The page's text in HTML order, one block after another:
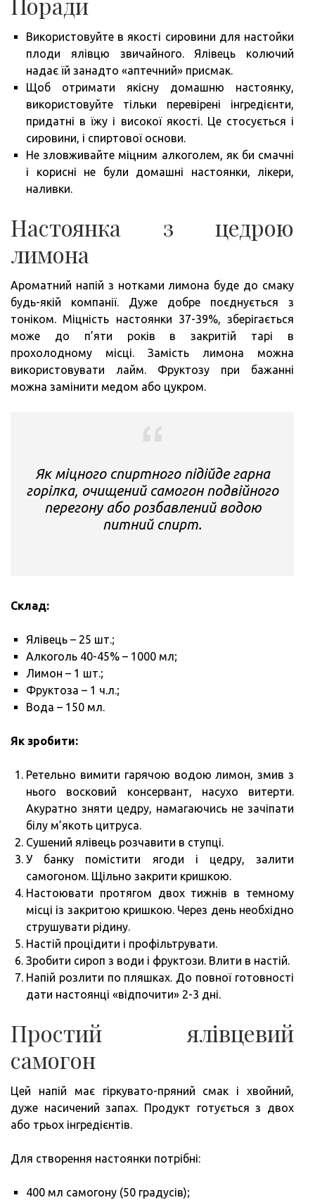
Використовуйте в якості сировини для настойки
плоди ялівцю звичайного. Ялівець колючий
надає їй занадто «аптечний» присмак.
Щоб отримати якісну домашню настоянку,
використовуйте тільки перевірені інгредієнти,
придатні в їжу і високої якості. Це стосується і
сировини, і спиртової основи.
Не зловживайте міцним алкоголем, як би смачні
і корисні не були домашні настоянки, лікери,
наливки.
Настоянка з цедрою
лимона
Ароматний напій з нотками лимона буде до смаку
будь-якій компанії. Дуже добре поєднується з
тоніком. Міцність настоянки 37-39%, зберігається
може до п’яти років в закритій тарі в
прохолодному місці. Замість лимона можна
використовувати лайм. Фруктозу при бажанні
можна замінити медом або цукром.
Як міцного спиртного підійде гарна
горілка, очищений самогон подвійного
перегону або розбавлений водою
питний спирт.
Склад:
Ялівець – 25 шт.;
Алкоголь 40-45% – 1000 мл;
Лимон – 1 шт.;
Фруктоза – 1 ч.л.;
Вода – 150 мл.
Як зробити:
Ретельно вимити гарячою водою лимон, змив з
нього восковий консервант, насухо витерти.
Акуратно зняти цедру, намагаючись не зачіпати
білу м’якоть цитруса.
Сушений ялівець розчавити в ступці.
У банку помістити ягоди і цедру, залити
самогоном. Щільно закрити кришкою.
Настоювати протягом двох тижнів в темному
місці із закритою кришкою. Через день необхідно
струшувати рідину.
Настій процідити і профільтрувати.
Зробити сироп з води і фруктози. Влити в настій.
Напій розлити по пляшках. До повної готовності
дати настоянці «відпочити» 2-3 дні.
Простий ялівцевий
самогон
Цей напій має гіркувато-пряний смак і хвойний,
дуже насичений запах. Продукт готується з двох
або трьох інгредієнтів.
Для створення настоянки потрібні:
400 мл самогону (50 градусів);